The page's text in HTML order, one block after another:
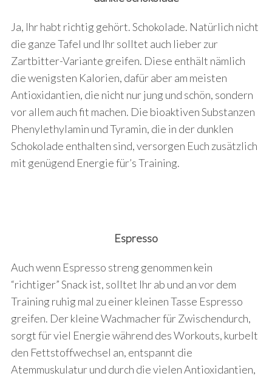
Ja, Ihr habt richtig gehört. Schokolade. Natürlich nicht
die ganze Tafel und Ihr solltet auch lieber zur
Zartbitter-Variante greifen. Diese enthält nämlich
die wenigsten Kalorien, dafür aber am meisten
Antioxidantien, die nicht nur jung und schön, sondern
vor allem auch fit machen. Die bioaktiven Substanzen
Phenylethylamin und Tyramin, die in der dunklen
Schokolade enthalten sind, versorgen Euch zusätzlich
mit genügend Energie für’s Training.
Espresso
Auch wenn Espresso streng genommen kein
“richtiger” Snack ist, solltet Ihr ab und an vor dem
Training ruhig mal zu einer kleinen Tasse Espresso
greifen. Der kleine Wachmacher für Zwischendurch,
sorgt für viel Energie während des Workouts, kurbelt
den Fettstoffwechsel an, entspannt die
Atemmuskulatur und durch die vielen Antioxidantien,